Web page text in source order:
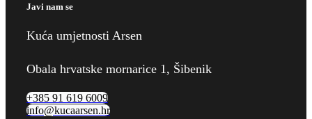
Javi nam se
Kuća umjetnosti Arsen
Obala hrvatske mornarice 1, Šibenik
+385 91 619 6009
info@kucaarsen.hr